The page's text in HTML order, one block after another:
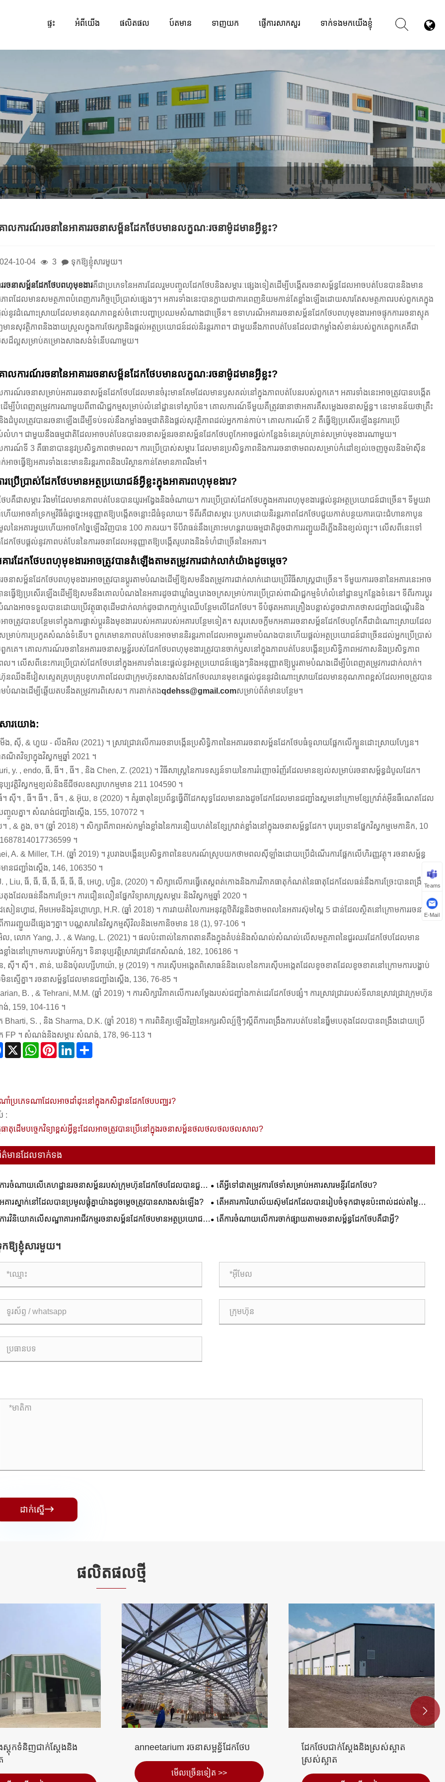
ផ្ទះ អំពីយើង ផលិតផល ប៍តមាន ទាញយក ផ្ញើការសាកសួរ ទាក់ទងមកយើងខ្ញុំ
លការណ៍រចនានៃអាគាររចនាសម្ព័នដែកថែបមានលក្ខណៈរចនាម៉ូដមានអ្វីខ្លះ?
10-04 3 ទុកឱ្យខ្ញុំសារមួយ។
ររចនាសម្ព័នដែកថែបពហុមុខងារគឺជាប្រភេទនៃអគារដែលរួមបញ្ចូលដែកថែបនិងសម្ភារៈផ្សេងទៀតដើម្បីបង្កើតរចនាសម្ព័ន្ធដែលអាចបត់បែនបាននិងមាន
រភាពដែលមានសមត្ថភាពបំពេញភារកិច្ចប្រើប្រាស់ផ្សេងៗ។ អគារទាំងនេះបានក្លាយជាការពេញនិយមកាន់តែខ្លាំងឡើងដោយសារតែសមត្ថភាពរបស់ពួកគេក្នុង
តល់នូវដំណោះស្រាយដែលមានគុណភាពខ្ពស់ចំពោះបញ្ហាប្រឈមសំណាងជាច្រើន។ ឧទាហរណ៏អគាររចនាសម្ព័នដែកថែបពហុមុខងារអាចផ្ទុកការរចនាស្មុគ
មានសុវត្ថិភាពនិងងាយស្រួលក្នុងការថែរក្សានិងផ្តល់អត្ថប្រយោជន៍ដល់និរន្តរភាព។ ជាមួយនឹងភាពបត់បែនដែលជាកម្លាំងសំខាន់របស់ពួកគេពួកគេគឺជា
សដ៏ល្អសម្រាប់គម្រោងសាងសង់ទំនើបណាមួយ។
លការណ៍រចនានៃអាគាររចនាសម្ព័នដែកថែបមានលក្ខណៈរចនាម៉ូដមានអ្វីខ្លះ?
ារណ៍រចនាសម្រាប់អគាររចនាសម្ព័នដែកថែបដែលមានចំរុះមានគែមដែលមានឫសគល់នៅក្នុងភាពបត់បែនរបស់ពួកគេ។ អគារទាំងនេះអាចត្រូវបានបង្កើត
ើម្បីបំពេញតម្រូវការណាមួយពីពាណិជ្ជកម្មសម្រាប់លំនៅដ្ឋានទៅស្ថាប័ន។ គោលការណ៍ទីមួយគឺត្រូវធានាថាអគារគឺសម្លេងរចនាសម្ព័ន្ធ។ នេះមានន័យថាគ្រឹះ
ដំបូលត្រូវបានរចនាឡើងដើម្បីទប់ទល់នឹងកម្លាំងធម្មជាតិនិងផ្តល់សុវត្ថិភាពដល់អ្នកកាន់កាប់។ គោលការណ៍ទី 2 គឺធ្វើឱ្យប្រសើរឡើងនូវការប្រើ
លំហ។ ជាមួយនឹងធម្មជាតិដែលអាចបត់បែនបានរចនាសម្ព័នរចនាសម្ព័នដែកថែបពូកែអាចផ្តល់កន្លែងទំនេរគ្រប់គ្រាន់សម្រាប់មុខងារណាមួយ។
ារណ៍ទី 3 គឺធានាបាននូវប្រសិទ្ធភាពថាមពល។ ការប្រើប្រាស់សម្ភារៈដែលមានប្រសិទ្ធភាពនិងការរចនាថាមពលសម្រាប់កំដៅខ្យល់ចេញចូលនិងម៉ាស៊ីន
អាចធ្វើឱ្យអគារទាំងនេះមាននិរន្តរភាពនិងបរិស្ថានកាន់តែមានភាពរឹងមាំ។
រប្រើប្រាស់ដែកថែបមានអត្ថប្រយោជន៍អ្វីខ្លះក្នុងអាគារពហុមុខងារ?
ែបគឺជាសម្ភារៈរឹងមាំដែលមានភាពបត់បែនបានយូរអង្វែងនិងចំណាយ។ ការប្រើប្រាស់ដែកថែបក្នុងអគារពហុមុខងារផ្តល់នូវអត្ថប្រយោជន៍ជាច្រើន។ ទីមួយវា
ហើយអាចគាំទ្រកម្មវិធីធំដូច្នេះអនុញ្ញាតឱ្យបង្កើតចន្លោះដ៏ធំទូលាយ។ ទីពីរគឺជាសម្ភារៈប្រកបដោយនិរន្តរភាពដែកថែបជួយកាត់បន្ថយការបោះជំហានកាបូន
លនៃអគារមួយហើយអាចកែច្នៃឡើងវិញបាន 100 ភាគរយ។ ទីបីវាធន់នឹងគ្រោះមហន្តរាយធម្មជាតិដូចជាការរញ្ជួយដីភ្លើងនិងខ្យល់ព្យុះ។ លើសពីនេះទៅ
ែកថែបផ្តល់នូវភាពបត់បែននៃការរចនាដែលអនុញ្ញាតឱ្យបង្កើតរូបរាងនិងទំហំជាច្រើននៃអគារ។
ារដែកថែបពហុមុខងារអាចត្រូវបានតំឡើងតាមតម្រូវការជាក់លាក់យ៉ាងដូចម្តេច?
រចនាសម្ព័នដែកថែបពហុមុខងារអាចត្រូវបានប្ដូរតាមបំណងដើម្បីឱ្យសមនឹងតម្រូវការជាក់លាក់ដោយប្រើវិធីសាស្រ្តជាច្រើន។ ទីមួយការរចនានៃអគារនេះអាច
ានធ្វើឱ្យប្រសើរឡើងដើម្បីឱ្យសមនឹងគោលបំណងនៃអគារដូចជាឃ្លាំងឬរោងចក្រសម្រាប់ការប្រើប្រាស់ពាណិជ្ជកម្មទំហំលំនៅដ្ឋានឬកន្លែងទំនេរ។ ទីពីរការប្តូរ
ណងអាចទទួលបានដោយប្រើវត្ថុធាតុដើមជាក់លាក់ដូចជាកញ្ចក់ឬឈើបន្ថែមលើដែកថែប។ ទីបំផុតអគារគ្រឿងបន្លាស់ដូចជាភាគថាសជញ្ជាំងជណ្តើរនិង
អាចត្រូវបានបន្ថែមទៅក្នុងការផ្លាស់ប្តូរនិងមុខងាររបស់អគាររបស់អគារបន្ថែមទៀត។ សរុបសេចក្ដីមកអគាររចនាសម្ព័នដែកថែបពូកែគឺជាដំណោះស្រាយដែល
ម្រាប់ការប្រកួតសំណង់ទំនើប។ ពួកគេមានភាពបត់បែនអាចមាននិរន្តរភាពដែលអាចប្ដូរតាមបំណងបានហើយផ្តល់អត្ថប្រយោជន៍ជាច្រើនដល់អ្នកប្រើប្រាស់
កគេ។ គោលការណ៍រចនានៃអគាររចនាសម្ពន្ធ័របស់ដែកថែបពហុមុខងារត្រូវបានចាក់ឫសនៅក្នុងភាពបត់បែនបង្កើនប្រសិទ្ធិភាពអវកាសនិងប្រសិទ្ធភាព
ល។ លើសពីនេះការប្រើប្រាស់ដែកថែបនៅក្នុងអគារទាំងនេះផ្តល់នូវអត្ថប្រយោជន៍ផ្សេងៗនិងអនុញ្ញាតឱ្យប្តូរតាមបំណងដើម្បីបំពេញតម្រូវការជាក់លាក់។
នឈីងឌីវៀសស្ទេតគ្រុបគ្រុបខូហភាពដែលជាក្រុមហ៊ុនសាងសង់ដែកថែបឈានមុខគេផ្តល់ជូននូវដំណោះស្រាយដែលមានគុណភាពខ្ពស់ដែលអាចត្រូវបាន
ាមបំណងដើម្បីឆ្លើយតបនឹងតម្រូវការពិសេស។ ការតាក់តងqdehss@gmail.comសម្រាប់ព័ត៌មានបន្ថែម។
ារយោង:
, ស៊ី, & ហួយ - លីងអិល (2021) ។ ស្រាវជ្រាវលើការរចនាបង្កើនប្រសិទ្ធិភាពនៃអគាររចនាសម្ព័នដែកថែបធំទូលាយផ្អែកលើក្បួនដោះស្រាយហ្សែន។
ណិតវិទ្យាក្នុងវិស្វកម្មឆ្នាំ 2021 ។
y. , endo, ធី, ធី។ , ធី។ , និង Chen, Z. (2021) ។ វិធីសាស្រ្តនៃការទស្សន៍ទាយនៃការរំញោចរំញ័រដែលមានខ្យល់សម្រាប់រចនាសម្ព័ន្ធដំបូលដែក។
ប្បវត្តិវិស្វកម្មខ្យល់និងឌីជីថលឧស្សាហកម្មមាន 211 104590 ។
ស៊ី។ , ធី។ ធី។ , ធី។ , & អ៊ុយ, ខ (2020) ។ គំរូធាតុនៃប្រព័ន្ធធ្វើពីដែកសុទ្ធដែលមានរាងដូចដែកដែលមានជញ្ជាំងស្គមនៅក្រោមខ្សែក្រវ៉ាត់អ៊ីនធឺណេតដែល
ញ្ចូលគ្នា។ សំណង់ជញ្ជាំងស្តើង, 155, 107072 ។
, & គួង, ច។ (ឆ្នាំ 2018) ។ សិក្សាពីភាពអស់កម្លាំងខ្លាំងនៃការនឿយហត់នៃខ្សែក្រវាត់ខ្លាំងនៅក្នុងរចនាសម្ព័ន្ធដែក។ បុរេប្រទានផ្នែកវិស្វកម្មមេកានិក, 10
។
A. & Miller, T.H. (ឆ្នាំ 2019) ។ រូបរាងបង្កើនប្រសិទ្ធភាពនៃឧបករណ៍ស្រូបយកថាមពលស៊ីឡាំងដោយប្រើដំណើរការផ្អែកលើហិរញ្ញវត្ថុ។ រចនាសម្ព័ន្ធ
ានជញ្ជាំងស្តើង, 146, 106350 ។
, Liu, ធី, ធី, ធី, ធី, ធី, ធី, ធី, អេហ្វ, ហ្សិន, (2020) ។ សិក្សាលើការធ្វើតេស្តពត់កោងនិងការវិភាគធាតុកំណត់នៃធាតុដែកដែលធន់នឹងការច្រែះបានពង្រឹង
េតុងដែលធន់នឹងការច្រែះ។ ការជឿនលឿនផ្នែកវិទ្យាសាស្ត្រសម្ភារៈនិងវិស្វកម្មឆ្នាំ 2020 ។
សៀនហ្វាដ, អិមអេមនិងរ៉ូនហ្គាហ្សា, H.R. (ឆ្នាំ 2018) ។ ការវាយតំលៃការអនុវត្តឋិតិវន្តនិងថាមពលនៃអគារស៊ុមស្ពៃ 5 ជាន់ដែលស្ថិតនៅក្រោមការរចនា
ពីការរញ្ជួយដីផ្សេងៗគ្នា។ បណ្ណសារនៃវិស្វកម្មស៊ីវិលនិងមេកានិចមាន 18 (1), 97-106 ។
ល, លោក Yang, J. , & Wang, L. (2021) ។ ផលប៉ះពាល់នៃភាពតានតឹងក្នុងតំបន់និងសំណល់សំណល់លើសមត្ថភាពនៃជួរឈរដែកថែបដែលមាន
ងខ្លាំងនៅក្រោមការបង្ហាប់អ័ក្ស។ ទិនានុប្បវត្តិស្រាវជ្រាវដែកសំណង់, 182, 106186 ។
, ស៊ី។ ស៊ី។ , តាន់, ឃនិងប៉ុលហ្សីហាយ៉ា, អូ (2019) ។ ការស៊ើបអង្កេតពិសោធន៍និងលេខនៃការស៊ើបអង្កេតដែលខូចខាតដែលខូចខាតនៅក្រោមការបង្ហាប់
នស្មើគ្នា។ រចនាសម្ព័ន្ធដែលមានជញ្ជាំងស្តើង, 136, 76-85 ។
B. , & Tehrani, M.M. (ឆ្នាំ 2019) ។ ការសិក្សាវិភាគលើការសម្តែងរបស់ជញ្ជាំងកាត់ដេរដែកថែបផ្សំ។ ការស្រាវជ្រាវរបស់ទីលានស្រាវជ្រាវក្រុមហ៊ុន
159, 104-116 ។
S. , និង Sharma, D.K. (ឆ្នាំ 2018) ។ ការពិនិត្យឡើងវិញនៃអក្សរសិល្ប៍ថ្មីៗស្តីពីការពង្រឹងការបត់បែននៃធ្នឹមបេតុងដែលបានពង្រឹងដោយប្រើ
FP ។ សំណង់និងសម្ភារៈសំណង់, 178, 96-113 ។
Facebook
X WhatsAppPinterestLinkedIn
ាំប្រភេទណាដែលអាចដាំដុះនៅក្នុងកសិដ្ឋានដែកថែបបញ្ឈរ?
:
ថុធាតុដើមបច្ចេកវិទ្យាខ្ពស់អ្វីខ្លះដែលអាចត្រូវបានប្រើនៅក្នុងរចនាសម្ព័នថលថលថលថលសាល?
មានដែលទាក់ទង
ារចំណាយលើគេហដ្ឋានរចនាសម្ព័នរបស់ក្រុមហ៊ុនដែកថែបដែលបានជួប
គ្នាយ៉ាងដូចម្តេចចំពោះវិធីសាស្រ្តសំណង់បែបបុរាណ?
តើអ្វីទៅជាតម្រូវការថែទាំសម្រាប់អគារសារមន្ទីរដែកថែប?
គារស្នាក់នៅដែលបានប្រមូលផ្តុំគ្នាយ៉ាងដូចម្តេចត្រូវបានសាងសង់ឡើង?
តើអគារការិយាល័យស៊ុមដែកដែលបានរៀបចំទុកជាមុនប៉ះពាល់ដល់តម្លៃ
អចលនទ្រព្យយ៉ាងដូចម្តេច?
ារវិនិយោគលើសណ្ឋាគារអាជីវកម្មរចនាសម្ព័នដែកថែបមានអត្ថប្រយោជន៍
តើការចំណាយលើការចាក់ផ្សាយតាមរចនាសម្ព័ន្ធដែកថែបគឺជាអ្វី?
កឱ្យខ្ញុំសារមួយ។
ដាក់ស្នើ
ផលិតផល​ថ្មី
រចនាសម្ពន្ធ័ដែកថែប
មើល​ច្រើន​ទៀត >>
ដែកថែបជាក់ស្តែងនិងស្រស់ស្អាត
ស្រស់ស្អាត
អគារសិក្សាដែកថែបដែលត្រៀមរៀបចំ
មើល​ច្រើន​ទៀត >>

Teams
E-Mail